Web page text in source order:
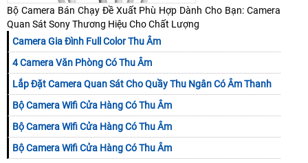
Bộ Camera Bán Chạy Đề Xuất Phù Hợp Dành Cho Bạn: Camera
Quan Sát Sony Thương Hiệu Cho Chất Lượng
Camera Gia Đình Full Color Thu Âm
4 Camera Văn Phòng Có Thu Âm
Lắp Đặt Camera Quan Sát Cho Quầy Thu Ngân Có Âm Thanh
Bộ Camera Wifi Cửa Hàng Có Thu Âm
Bộ Camera Wifi Cửa Hàng Có Thu Âm
Bộ Camera Wifi Cửa Hàng Có Thu Âm